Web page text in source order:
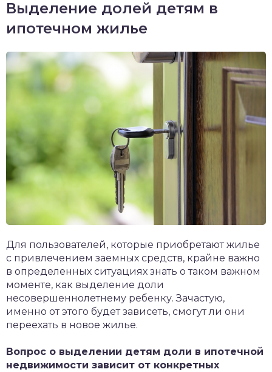
Выделение долей детям в
ипотечном жилье
Для пользователей, которые приобретают жилье
с привлечением заемных средств, крайне важно
в определенных ситуациях знать о таком важном
моменте, как выделение доли
несовершеннолетнему ребенку. Зачастую,
именно от этого будет зависеть, смогут ли они
переехать в новое жилье.
Вопрос о выделении детям доли в ипотечной
недвижимости зависит от конкретных